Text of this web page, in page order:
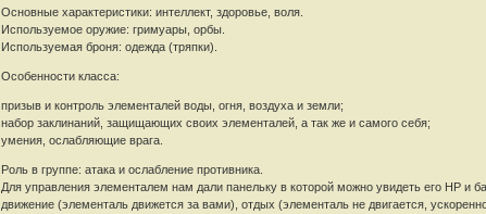
Основные характеристики: интеллект, здоровье, воля.
Используемое оружие: гримуары, орбы.
Используемая броня: одежда (тряпки).
Особенности класса:
призыв и контроль элементалей воды, огня, воздуха и земли;
набор заклинаний, защищающих своих элементалей, а так же и самого себя;
умения, ослабляющие врага.
Роль в группе: атака и ослабление противника.
Для управления элементалем нам дали панельку в которой можно увидеть его HP
движение (элементаль движется за вами), отдых (элементаль не двигается,